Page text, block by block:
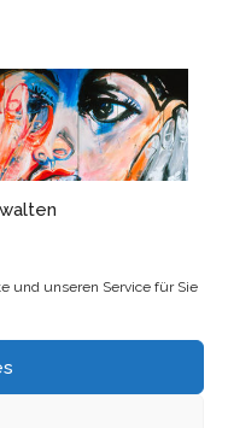
und unseren Service für Sie
und Preis auf